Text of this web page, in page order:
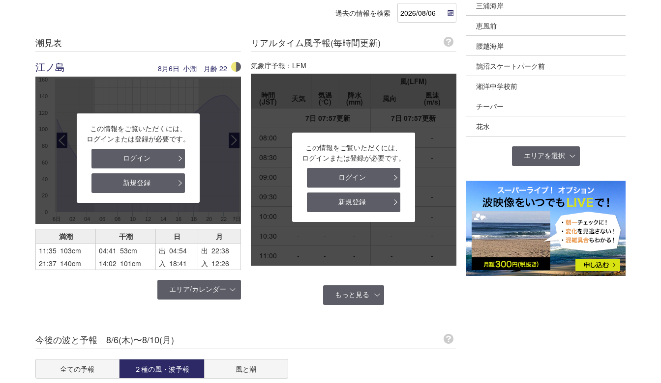
過去の情報を検索
潮見表
江ノ島 8月6日 小潮 月齢 22
この情報をご覧いただくには、
ログインまたは登録が必要です。
ログイン
新規登録
6日 02 04 06 08 10 12 14 16 18 20 22 7日
0
20
40
60
80
100
120
140
160
満潮 干潮 日
月
11:35 103cm
04:41 53cm 出 04:54
出 22:38
21:37 140cm
14:02 101cm 入 18:41 入 12:26
エリア/カレンダー
道北
道央
江ノ島
塩浜運河(川崎)
August 2026
リアルタイム風予報(毎時間更新)
気象庁予報：LFM
この情報をご覧いただくには、
ログインまたは登録が必要です。
ログイン
新規登録
風(LFM)
時間
(JST) 天気 気温
(℃)
降水
(mm) 風向 風速
(m/s)
7日 07:57更新
7日 07:57更新
08:00
-
08:30
- - -
-
09:00
-
-
09:30
-
10:00
-
10:30
- - - -
-
11:00
- - - - -
もっと見る
今後の波と予報 8/6(木)〜8/10(月)
全ての予報 ２種の風・波予報 風と潮
三浦海岸
恵風前
腰越海岸
鵠沼スケートパーク前
湘洋中学校前
チーパー
花水
エリアを選択
全国(概況)
北海道
東北
茨城
千葉北